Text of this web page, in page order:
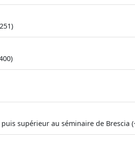
supérieur au séminaire de Brescia